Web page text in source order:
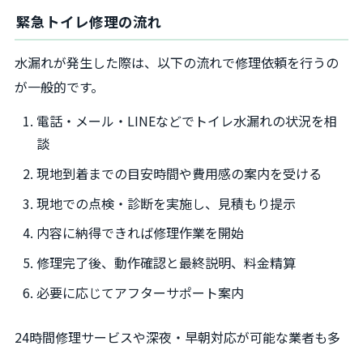
緊急トイレ修理の流れ
水漏れが発生した際は、以下の流れで修理依頼を行うの
が一般的です。
電話・メール・LINEなどでトイレ水漏れの状況を相
談
現地到着までの目安時間や費用感の案内を受ける
現地での点検・診断を実施し、見積もり提示
内容に納得できれば修理作業を開始
修理完了後、動作確認と最終説明、料金精算
必要に応じてアフターサポート案内
24時間修理サービスや深夜・早朝対応が可能な業者も多